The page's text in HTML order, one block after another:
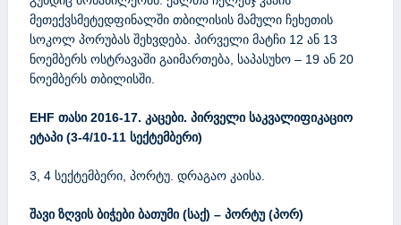
მეთექვსმეტედფინალში თბილისის მამული ჩეხეთის
სოკოლ პორუბას შეხვდება. პირველი მატჩი 12 ან 13
ნოემბერს ოსტრავაში გაიმართება, საპასუხო – 19 ან 20
ნოემბერს თბილისში.
EHF თასი 2016-17. კაცები. პირველი საკვალიფიკაციო
ეტაპი (3-4/10-11 სექტემბერი)
3, 4 სექტემბერი, პორტუ. დრაგაო კაისა.
შავი ზღვის ბიჭები ბათუმი (საქ) – პორტუ (პორ)